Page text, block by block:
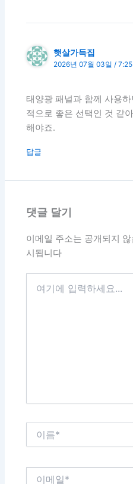
햇살가득집
2026년 07월 03일 / 7:25
태양광 패널과 함께 사용
적으로 좋은 선택인 것 같
해야죠.
답글
댓글 달기
이메일 주소는 공개되지
시됩니다